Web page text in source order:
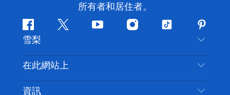
所有者和居住者。
Facebook嘰
喳
喳
Youtube Instagram
抖
雪梨
聯絡我們
免責聲明
在此網站上
目的地
資訊